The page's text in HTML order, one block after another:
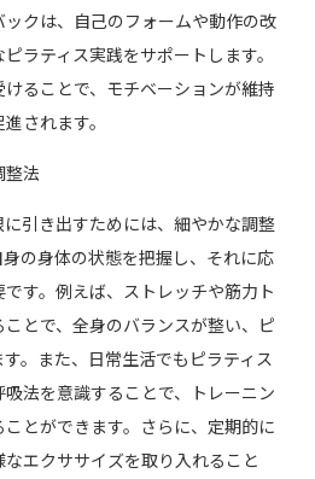
クは、自己のフォームや動作の改
ラティス実践をサポートします。
ることで、モチベーションが維持
されます。
整法
引き出すためには、細やかな調整
の身体の状態を把握し、それに応
す。例えば、ストレッチや筋力ト
とで、全身のバランスが整い、ピ
。また、日常生活でもピラティス
法を意識することで、トレーニン
とができます。さらに、定期的に
エクササイズを取り入れること